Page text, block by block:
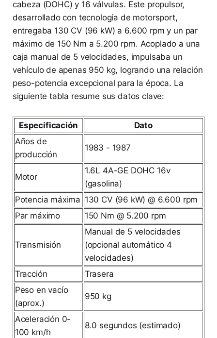
cabeza (DOHC) y 16 válvulas. Este propulsor,
desarrollado con tecnología de motorsport,
entregaba 130 CV (96 kW) a 6.600 rpm y un par
máximo de 150 Nm a 5.200 rpm. Acoplado a una
caja manual de 5 velocidades, impulsaba un
vehículo de apenas 950 kg, logrando una relación
peso-potencia excepcional para la época. La
siguiente tabla resume sus datos clave:
Especificación
Dato
Años de
producción
1983 - 1987
Motor
1.6L 4A-GE DOHC 16v
(gasolina)
Potencia máxima 130 CV (96 kW) @ 6.600 rpm
Par máximo
150 Nm @ 5.200 rpm
Transmisión
Manual de 5 velocidades
(opcional automático 4
velocidades)
Tracción
Trasera
Peso en vacío
(aprox.)
950 kg
Aceleración 0-
100 km/h
8.0 segundos (estimado)